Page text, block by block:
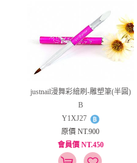
justnail漫舞彩繪刷-雕塑筆(半圓)
B
Y1XJ27
原價 NT.900
會員價 NT.450